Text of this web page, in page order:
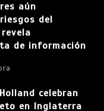
aún
del
de información
celebran
en Inglaterra